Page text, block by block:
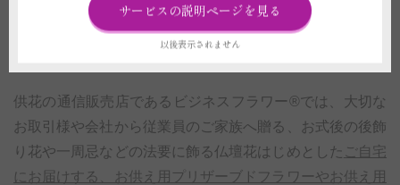
供花プリザの通販｜豊富な実績と品質で選ばれる
ビジネスフラワー®
供花の通信販売店であるビジネスフラワー®では、大切な
お取引様や会社から従業員のご家族へ贈る、お式後の後飾
り花や一周忌などの法要に飾る仏壇花はじめとした ご自宅
にお届けする、お供え用プリザーブドフラワーやお供え用
サービスの説明ページを見る
以後表示されません